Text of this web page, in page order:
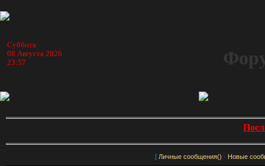
Суббота
08 Августа 2026
23:57
[ Личные сообщения() · Новые